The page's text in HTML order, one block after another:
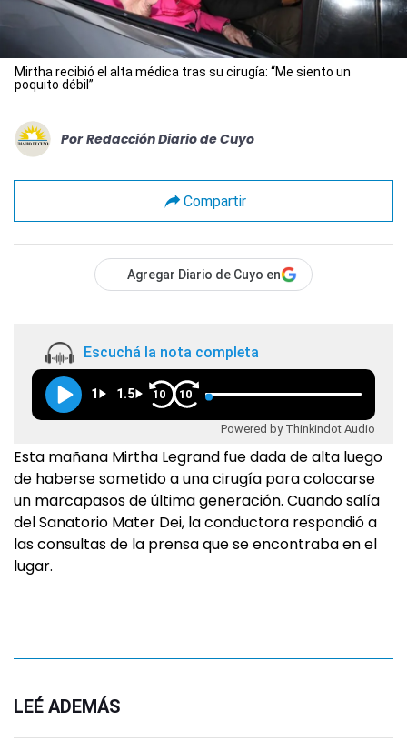
Mirtha recibió el alta médica tras su cirugía: “Me siento un
poquito débil”
Por Redacción Diario de Cuyo
Compartir
Agregar Diario de Cuyo en
Escuchá la nota completa
1 1.5 10 10
Powered by Thinkindot Audio
Esta mañana Mirtha Legrand fue dada de alta luego
de haberse sometido a una cirugía para colocarse
un marcapasos de última generación. Cuando salía
del Sanatorio Mater Dei, la conductora respondió a
las consultas de la prensa que se encontraba en el
lugar.
LEÉ ADEMÁS